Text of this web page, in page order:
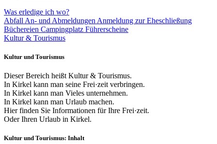
Was erledige ich wo?
Abfall An- und Abmeldungen Anmeldung zur Eheschließung
Büchereien Campingplatz Führerscheine
Kultur & Tourismus
Kultur und Tourismus
Dieser Bereich heißt Kultur & Tourismus.
In Kirkel kann man seine Frei·zeit verbringen.
In Kirkel kann man Vieles unternehmen.
In Kirkel kann man Urlaub machen.
Hier finden Sie Informationen für Ihre Frei·zeit.
Oder Ihren Urlaub in Kirkel.
Kultur und Tourismus: Inhalt